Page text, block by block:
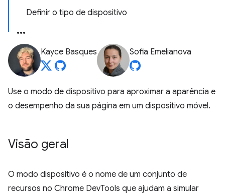
Definir o tipo de dispositivo
Kayce Basques Sofia Emelianova
Use o modo de dispositivo para aproximar a aparência e
o desempenho da sua página em um dispositivo móvel.
Visão geral
O modo dispositivo é o nome de um conjunto de
recursos no Chrome DevTools que ajudam a simular